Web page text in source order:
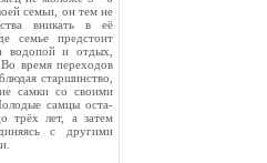
семьи, он тем не
вникать в её
семье предстоит
водопой и отдых,
время пере­ходов
старшинство,
самки со своими
самцы оста­
трёх лет, а затем
с другими